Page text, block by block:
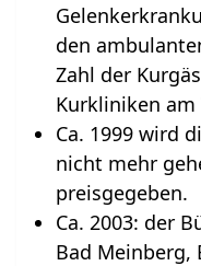
den
Zahl der
Kurkliniken
Ca. 1999 wird
nicht mehr
preisgegeben.
Ca. 2003: der
Bad Meinberg,